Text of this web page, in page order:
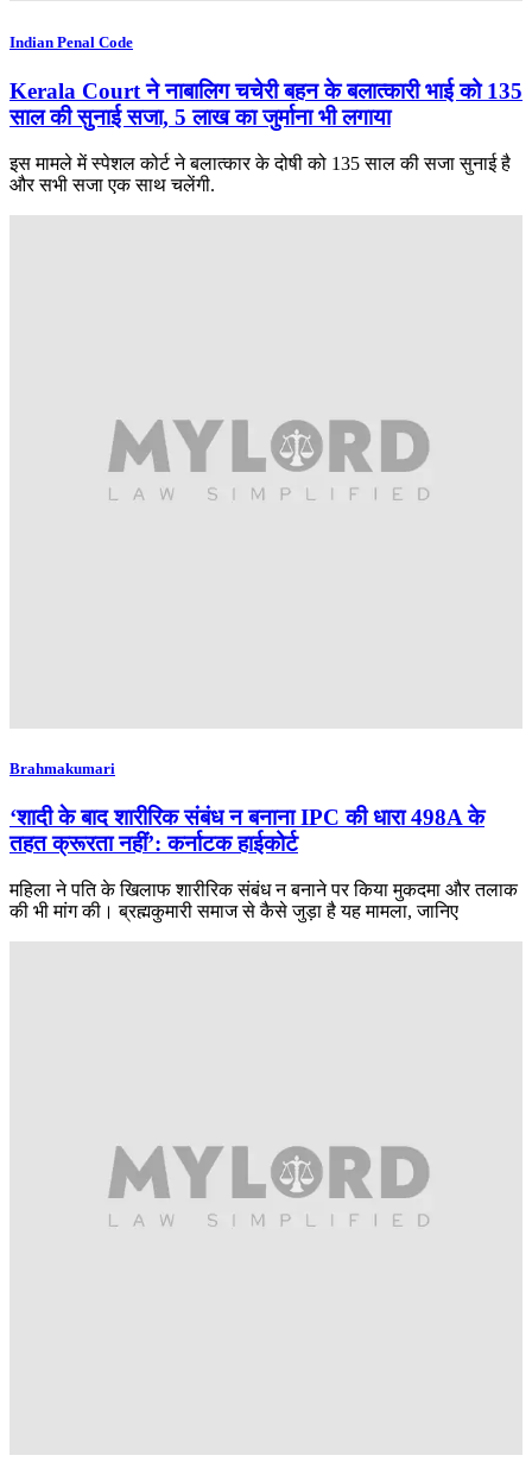
Indian Penal Code
Kerala Court ने नाबालिग चचेरी बहन के बलात्कारी भाई को 135
साल की सुनाई सजा, 5 लाख का जुर्माना भी लगाया
इस मामले में स्पेशल कोर्ट ने बलात्कार के दोषी को 135 साल की सजा सुनाई है
और सभी सजा एक साथ चलेंगी.
Brahmakumari
‘शादी के बाद शारीरिक संबंध न बनाना IPC की धारा 498A के
तहत क्रूरता नहीं’: कर्नाटक हाईकोर्ट
महिला ने पति के खिलाफ शारीरिक संबंध न बनाने पर किया मुकदमा और तलाक
की भी मांग की। ब्रह्मकुमारी समाज से कैसे जुड़ा है यह मामला, जानिए